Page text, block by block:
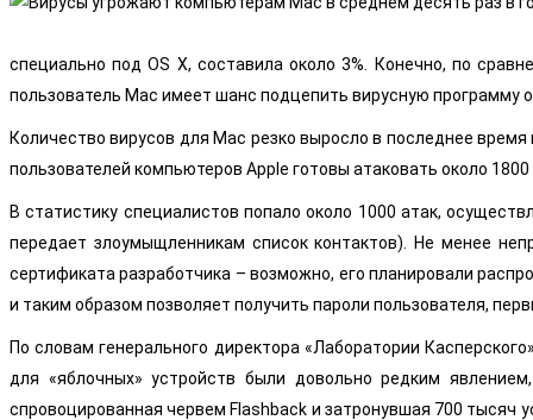
специально под OS X, составила около 3%. Конечно, по
пользователь Mac имеет шанс подцепить вирусную программу
Количество вирусов для Mac резко выросло в последнее
пользователей компьютеров Apple готовы атаковать около
В статистику специалистов попало около 1000 атак,
передает злоумыщленникам список контактов). Не менее
сертификата разработчика – возможно, его планировали
и таким образом позволяет получить пароли пользователя,
По словам генерального директора «Лаборатории
для «яблочных» устройств были довольно редким
спровоцированная червем Flashback и затронувшая 700 тысяч